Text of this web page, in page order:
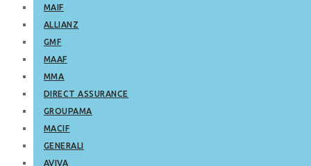
MAIF
ALLIANZ
GMF
MAAF
MMA
DIRECT ASSURANCE
GROUPAMA
MACIF
GENERALI
AVIVA